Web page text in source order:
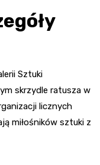
Sztuki
skrzydle ratusza w
licznych
miłośników sztuki z